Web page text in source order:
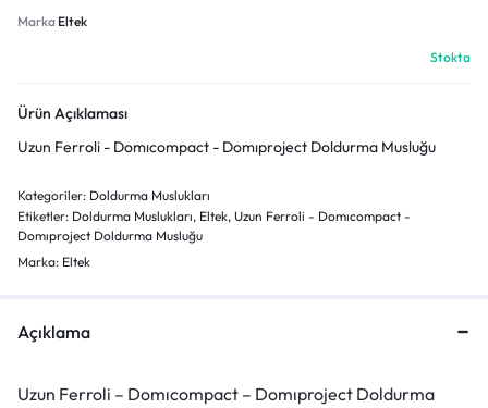
Marka Eltek
Stokta
Ürün Açıklaması
Uzun Ferroli - Domıcompact - Domıproject Doldurma Musluğu
Kategoriler: Doldurma Muslukları
Etiketler: Doldurma Muslukları, Eltek, Uzun Ferroli - Domıcompact -
Domıproject Doldurma Musluğu
Marka: Eltek
Açıklama
Uzun Ferroli – Domıcompact – Domıproject Doldurma